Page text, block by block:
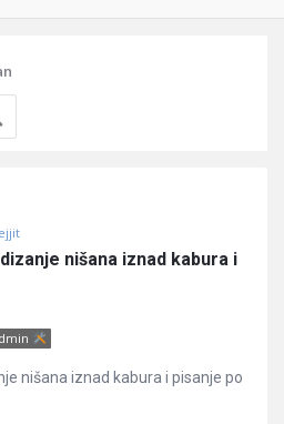
nišana iznad kabura i
nišana iznad kabura i pisanje po